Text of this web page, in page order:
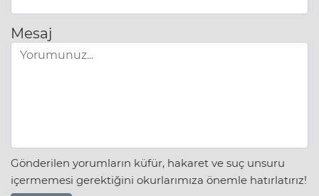
Mesaj
Gönderilen yorumların küfür, hakaret ve suç unsuru
içermemesi gerektiğini okurlarımıza önemle hatırlatırız!